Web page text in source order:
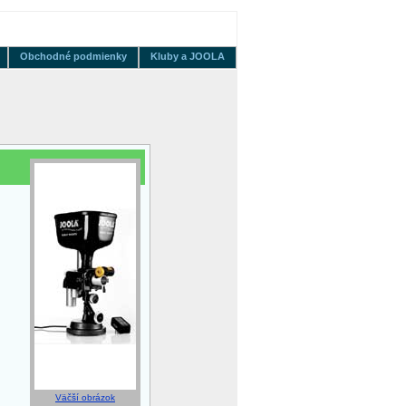
Kluby a JOOLA
Obchodné podmienky
Väčší obrázok